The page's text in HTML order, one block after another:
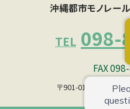
沖縄都市モノレー
TEL 098-
FAX
〒901-0153 沖縄県